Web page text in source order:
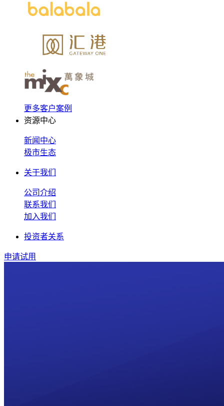
更多客户案例
资源中心
新闻中心
极市生态
关于我们
公司介绍
联系我们
加入我们
投资者关系
申请试用